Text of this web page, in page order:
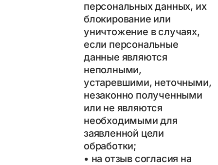
персональных данных, их
блокирование или
уничтожение в случаях,
если персональные
данные являются
неполными,
устаревшими, неточными,
незаконно полученными
или не являются
необходимыми для
заявленной цели
обработки;
• на отзыв согласия на